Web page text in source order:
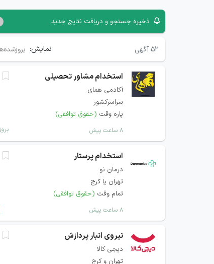
ذخیره جستجو و دریافت نتایج جدید
۵۲ آگهی نمایش:
استخدام مشاور تحصیلی
آکادمی همای
سراسرکشور
پاره وقت (حقوق توافقی)
۸ ساعت پیش
استخدام پرستار
درمان نو
تهران یا کرج
تمام وقت (حقوق توافقی)
۸ ساعت پیش
نیروی انبار پردازش
دیجی کالا
تهران و کرج